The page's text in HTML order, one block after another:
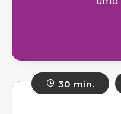
30 min.